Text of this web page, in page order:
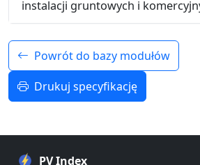
instalacji gruntowych i
Powrót do bazy modułów
Drukuj specyfikację
PV Index